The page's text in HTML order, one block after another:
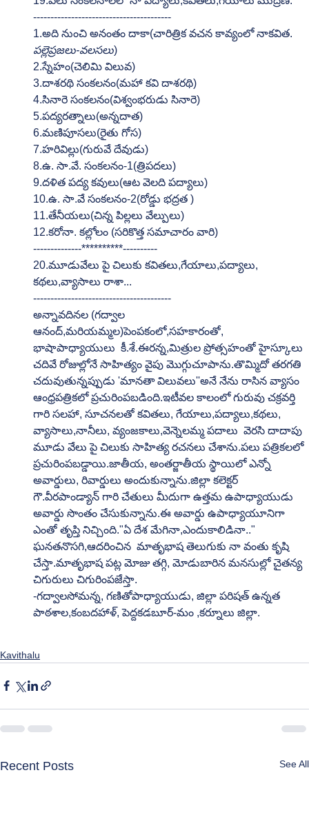
----------------------------------------
1.అది నుంచి అనంతం దాకా(చారిత్రిక వచన కావ్యంలో నాకవిత.
పల్లెప్రజలు-వలసలు)
2.స్నేహం(చెలిమి విలువ)
3.దాశరథి సంకలనం(మహా కవి దాశరథి)
4.సినారె సంకలనం(విశ్వంభరుడు సినారె)
5.పద్యరత్నాలు(అన్నదాత)
6.మణిపూసలు(రైతు గోస)
7.హరివిల్లు(గురువే దేవుడు)
8.ఉ. సా.వే. సంకలనం-1(త్రిపదలు)
9.దళిత పద్య కవులు(ఆట వెలది పద్యాలు)
10.ఉ. సా.వే సంకలనం-2(రోడ్డు భద్రత )
11.తేనీయలు(చిన్న పిల్లలు వేల్పులు)
12.కరోనా. కల్లోలం (సరికొత్త సమాచారం వారి)
--------------**********----------
20.మూడువేలు పై చిలుకు కవితలు,గేయాలు,పద్యాలు,
కథలు,వ్యాసాలు రాశా...
----------------------------------------
అన్నావదినల (గద్వాల
ఆనంద్,మరియమ్మల)పెంపకంలో,సహకారంతో,
భాషాపాధ్యాయులు  కీ.శే.ఈరన్న,మిత్రుల ప్రోత్సహంతో హైస్కూలు
చదివే రోజుల్లోనే సాహిత్యం వైపు మొగ్గుచూపాను.తొమ్మిదో తరగతి
చదువుతున్నప్పుడు 'మానతా విలువలు''అనే నేను రాసిన వ్యాసం
ఆంధ్రపత్రికలో ప్రచురింపబడింది.ఇటీవల కాలంలో గురువు చక్రవర్తి
గారి సలహా, సూచనలతో కవితలు, గేయాలు,పద్యాలు,కథలు,
వ్యాసాలు,నానీలు, వ్యంజకాలు,వెన్నెలమ్మ పదాలు  వెరసి దాదాపు
మూడు వేలు పై చిలుకు సాహిత్య రచనలు చేశాను.పలు పత్రికలలో
ప్రచురింపబడ్డాయి.జాతీయ, అంతర్జాతీయ స్థాయిలో ఎన్నో
అవార్డులు, రివార్డులు అందుకున్నాను.జిల్లా కలెక్టర్
గౌ.వీరపాండ్యాన్ గారి చేతులు మీదుగా ఉత్తమ ఉపాధ్యాయుడు
అవార్డు సొంతం చేసుకున్నాను.ఈ అవార్డు ఉపాధ్యాయూనిగా
ఎంతో తృప్తి నిచ్చింది."ఏ దేశ మేగినా,ఎందుకాలిడినా.."
ఘనతనొసగి,ఆదరించిన  మాతృభాష తెలుగుకు నా వంతు కృషి
చేస్తా.మాతృభాష పట్ల మోజు తగ్గి, మోడుబారిన మనసుల్లో చైతన్య
చిగురులు చిగురింపజేస్తా.
-గద్వాలసోమన్న, గణితోపాధ్యాయుడు, జిల్లా పరిషత్ ఉన్నత
పాఠశాల,కంబదహాళ్, పెద్దకడబూర్-మం ,కర్నూలు జిల్లా.
Kavithalu
Recent Posts See All